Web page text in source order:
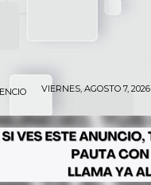
VIERNES, AGOSTO 7, 2026